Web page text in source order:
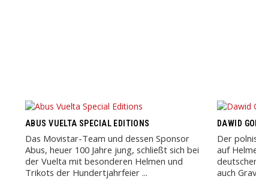
ABUS VUELTA SPECIAL EDITIONS
Das Movistar-Team und dessen Sponsor
Abus, heuer 100 Jahre jung, schließt sich bei
der Vuelta mit besonderen Helmen und
Trikots der Hundertjahrfeier ...
DAWID
Der
auf
auch